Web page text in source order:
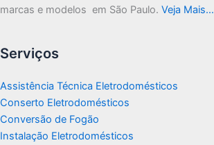
marcas e modelos em São Paulo. Veja Mais…
Serviços
Assistência Técnica Eletrodomésticos
Conserto Eletrodomésticos
Conversão de Fogão
Instalação Eletrodomésticos